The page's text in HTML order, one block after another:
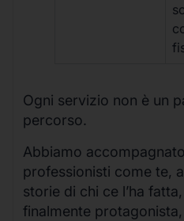
Ogni servizio non è un
percorso.
Abbiamo
professionisti come te,
storie di chi ce l’ha
finalmente